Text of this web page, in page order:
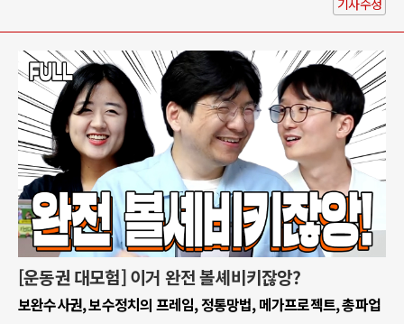
[운동권 대모험] 이거 완전 볼셰비키잖앙?
보완수사권, 보수정치의 프레임, 정통망법, 메가프로젝트, 총파업